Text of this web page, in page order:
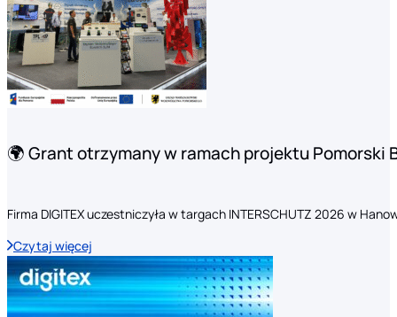
🌍 Grant otrzymany w ramach projektu Pomorski
Firma DIGITEX uczestniczyła w targach INTERSCHUTZ 2026 w
Czytaj więcej